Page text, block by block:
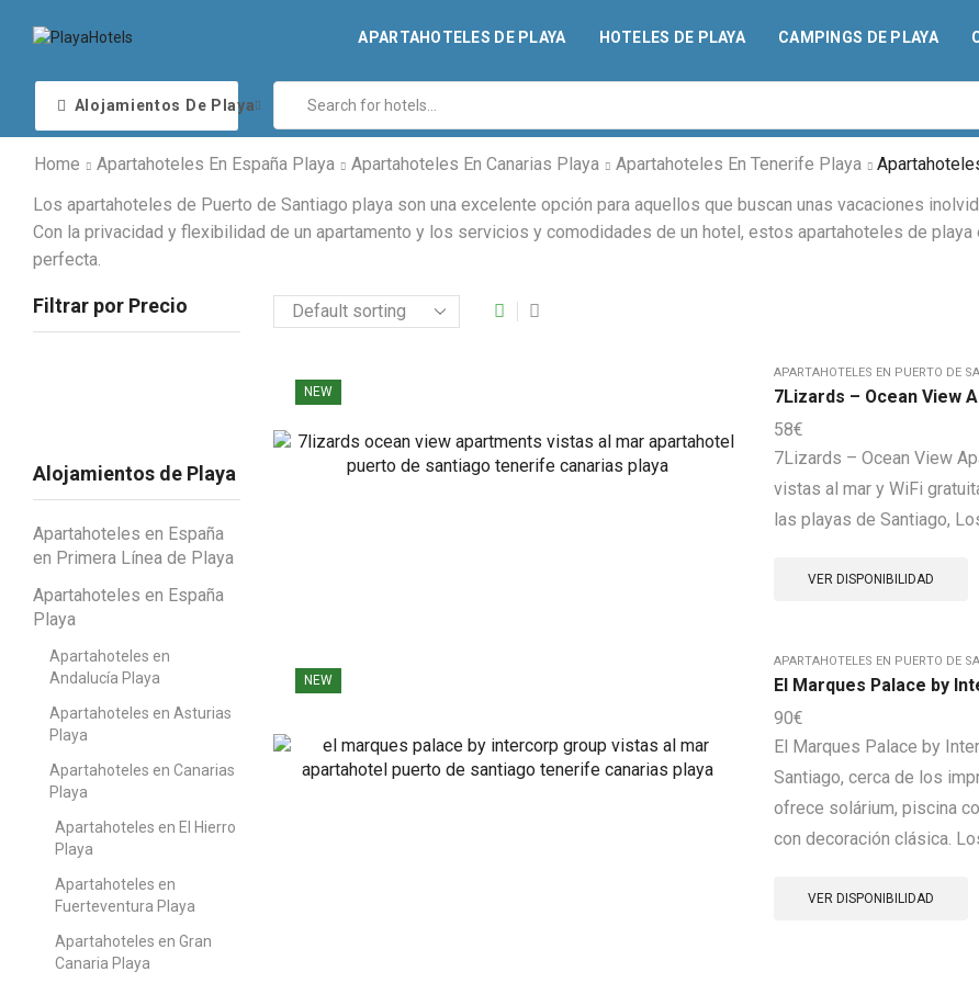
APARTAHOTELES DE PLAYA HOTELES DE PLAYA CAMPINGS DE PLAYA
Alojamientos De Playa
Home Apartahoteles En España Playa Apartahoteles En Canarias Playa Apartahoteles En Tenerife Playa
Los apartahoteles de Puerto de Santiago playa son una excelente opción para aquellos que buscan unas vacaciones
Con la privacidad y flexibilidad de un apartamento y los servicios y comodidades de un hotel, estos apartahoteles de
perfecta.
NEW
APARTAHOTELES EN PUERTO DE
7Lizards – Ocean View
58€
7Lizards – Ocean View
vistas al mar y WiFi
las playas de Santiago,
VER DISPONIBILIDAD
NEW
APARTAHOTELES EN PUERTO DE
El Marques Palace by
90€
El Marques Palace by
Santiago, cerca de los
ofrece solárium, piscina
con decoración clásica.
VER DISPONIBILIDAD
Filtrar por Precio
Alojamientos de Playa
Apartahoteles en España
en Primera Línea de Playa
Apartahoteles en España
Playa
Apartahoteles en
Andalucía Playa
Apartahoteles en Asturias
Playa
Apartahoteles en Canarias
Playa
Apartahoteles en El Hierro
Playa
Apartahoteles en
Fuerteventura Playa
Apartahoteles en Gran
Canaria Playa